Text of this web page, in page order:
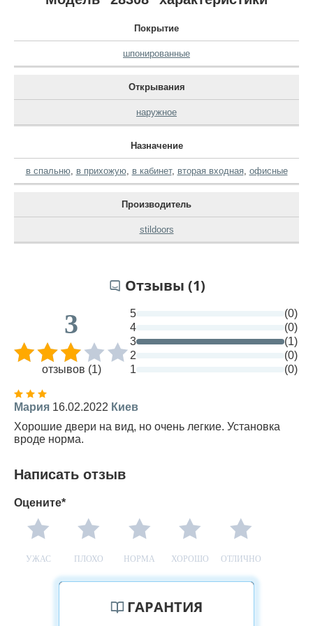
Покрытие
шпонированные
Открывания
наружное
Назначение
в спальню, в прихожую, в кабинет, вторая входная, офисные
Производитель
stildoors
Отзывы (1)
3
отзывов (1)
5
(0)
4
(0)
3
(1)
2
(0)
1
(0)
Мария 16.02.2022 Киев
Хорошие двери на вид, но очень легкие. Установка
вроде норма.
Написать отзыв
Оцените*
УЖАС ПЛОХО НОРМА ХОРОШО ОТЛИЧНО
ГАРАНТИЯ